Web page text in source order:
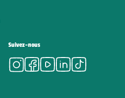
Suivez-nous
Instagram
Facebook
Youtube
LinkedIn
Tiktok